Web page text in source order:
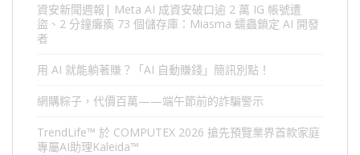
資安新聞週報| Meta AI 成資安破口逾 2 萬 IG 帳號遭
盜、2 分鐘癱瘓 73 個儲存庫：Miasma 蠕蟲鎖定 AI 開發
者
用 AI 就能躺著賺？「AI 自動賺錢」簡訊別點！
網購粽子，代價百萬——端午節前的詐騙警示
TrendLife™ 於 COMPUTEX 2026 搶先預覽業界首款家庭
專屬AI助理Kaleida™